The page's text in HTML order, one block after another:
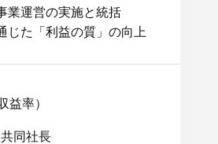
業運営の実施と統括
じた「利益の質」の向上
益率）
同社長